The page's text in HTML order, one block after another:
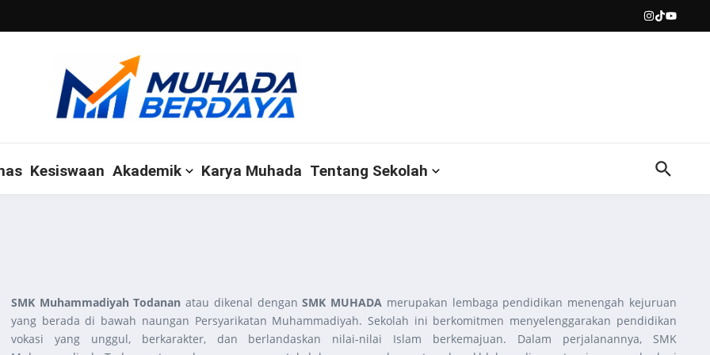
Kesiswaan Akademik Karya Muhada Tentang Sekolah
SMK Muhammadiyah Todanan atau dikenal denganSMK MUHADA merupakan lembaga pendidikan menengah kejuruan
yang berada di bawah naungan Persyarikatan Muhammadiyah. Sekolah ini berkomitmen menyelenggarakan pendidikan
vokasi yang unggul, berkarakter, dan berlandaskan nilai-nilai Islam berkemajuan. Dalam perjalanannya, SMK